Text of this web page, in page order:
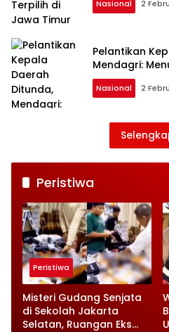
Nasional 2
Pelantikan
Mendagri:
Nasional 2
Peristiwa
Peristiwa
Misteri Gudang Senjata
di Sekolah Jakarta
Selatan, Ruangan Eks